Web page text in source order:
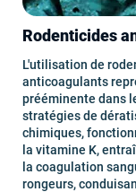
Rodenticides
L'utilisation de
anticoagulants
prééminente dans
stratégies de
chimiques,
la vitamine K,
la coagulation
rongeurs,